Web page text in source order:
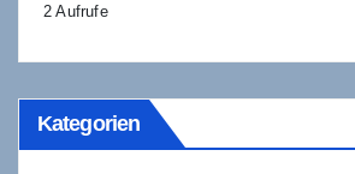
2 Aufrufe
Kategorien